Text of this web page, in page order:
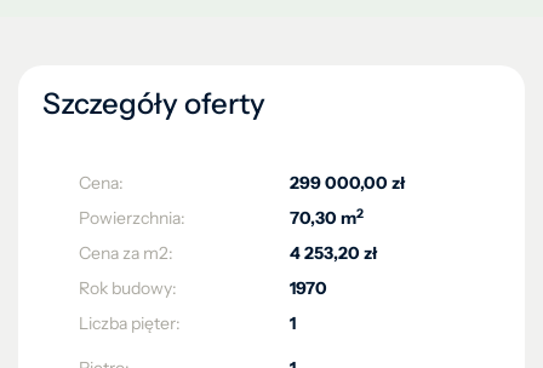
Szczegóły oferty
Cena:
299 000,00 zł
Powierzchnia:
70,30 m2
Cena za m2:
4 253,20 zł
Rok budowy:
1970
Liczba pięter:
1